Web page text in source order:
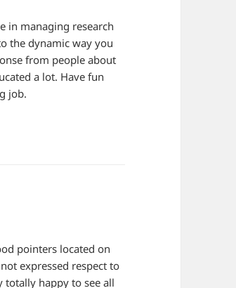
in managing research
the dynamic way you
from people about
a lot. Have fun
job.
pointers located on
expressed respect to
totally happy to see all